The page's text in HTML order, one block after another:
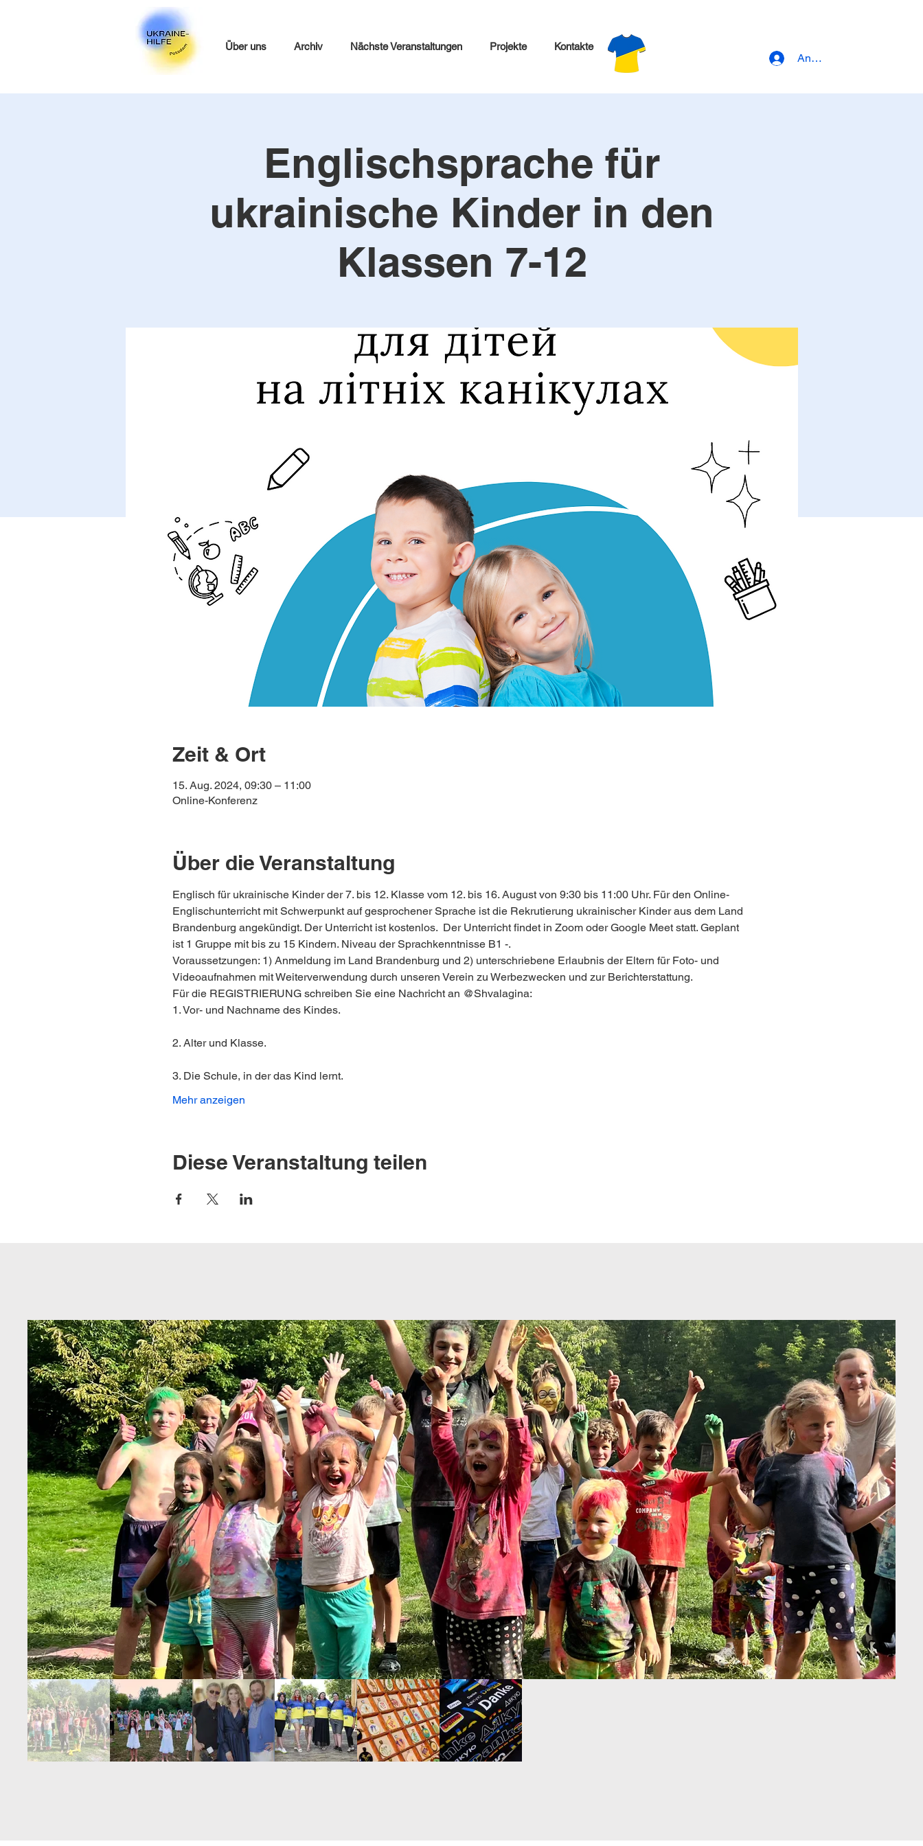
Über uns Archiv Nächste Veranstaltungen Projekte Kontakte
Anmeldung
Englischsprache für
ukrainische Kinder in den
Klassen 7-12
Zeit & Ort
15. Aug. 2024, 09:30 – 11:00
Online-Konferenz
Über die Veranstaltung
Englisch für ukrainische Kinder der 7. bis 12. Klasse vom 12. bis 16. August von 9:30 bis 11:00 Uhr. Für den Online-
Englischunterricht mit Schwerpunkt auf gesprochener Sprache ist die Rekrutierung ukrainischer Kinder aus dem Land
Brandenburg angekündigt. Der Unterricht ist kostenlos.  Der Unterricht findet in Zoom oder Google Meet statt. Geplant
ist 1 Gruppe mit bis zu 15 Kindern. Niveau der Sprachkenntnisse B1 -.
Voraussetzungen: 1) Anmeldung im Land Brandenburg und 2) unterschriebene Erlaubnis der Eltern für Foto- und
Videoaufnahmen mit Weiterverwendung durch unseren Verein zu Werbezwecken und zur Berichterstattung.
Für die REGISTRIERUNG schreiben Sie eine Nachricht an @Shvalagina:
1. Vor- und Nachname des Kindes.
2. Alter und Klasse.
3. Die Schule, in der das Kind lernt.
Mehr anzeigen
Diese Veranstaltung teilen